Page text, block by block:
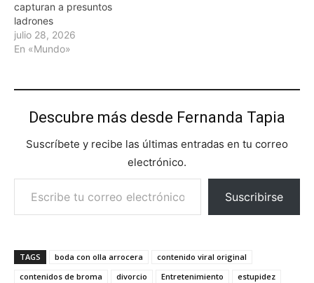
capturan a presuntos
ladrones
julio 28, 2026
En «Mundo»
Descubre más desde Fernanda Tapia
Suscríbete y recibe las últimas entradas en tu correo
electrónico.
Escribe tu correo electrónico…
Suscribirse
TAGS boda con olla arrocera
contenido viral original
contenidos de broma
divorcio Entretenimiento
estupidez